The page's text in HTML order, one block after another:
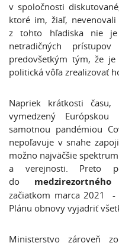
v spoločnosti
ktoré im, žiaľ,
z tohto hľadiska nie
netradičných
predovšetkým tým, že
politická vôľa zrealizovať
Napriek krátkosti
vymedzený
samotnou pandémiou
nepoľavuje v snahe
možno najväčšie
a verejnosti. Preto
do
začiatkom marca 2021
Plánu obnovy vyjadriť
Ministerstvo zároveň